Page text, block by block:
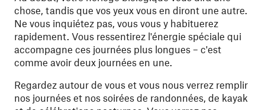
chose, tandis que vos yeux vous en diront une autre.
Ne vous inquiétez pas, vous vous y habituerez
rapidement. Vous ressentirez l'énergie spéciale qui
accompagne ces journées plus longues – c'est
comme avoir deux journées en une.
Regardez autour de vous et vous nous verrez remplir
nos journées et nos soirées de randonnées, de kayak